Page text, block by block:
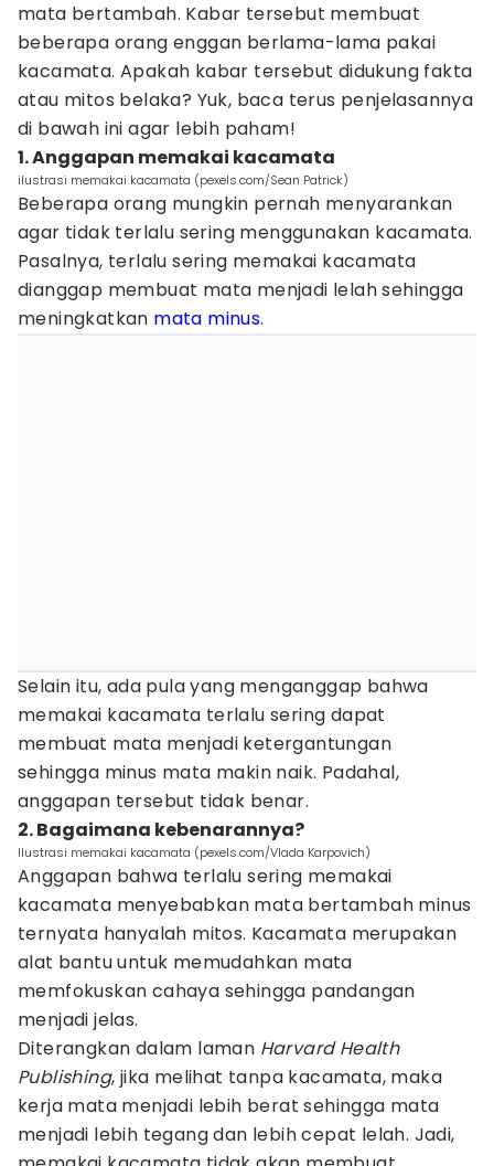
mata bertambah. Kabar tersebut membuat
beberapa orang enggan berlama-lama pakai
kacamata. Apakah kabar tersebut didukung fakta
atau mitos belaka? Yuk, baca terus penjelasannya
di bawah ini agar lebih paham!
1. Anggapan memakai kacamata
ilustrasi memakai kacamata (pexels.com/Sean Patrick)
Beberapa orang mungkin pernah menyarankan
agar tidak terlalu sering menggunakan kacamata.
Pasalnya, terlalu sering memakai kacamata
dianggap membuat mata menjadi lelah sehingga
meningkatkan mata minus.
Selain itu, ada pula yang menganggap bahwa
memakai kacamata terlalu sering dapat
membuat mata menjadi ketergantungan
sehingga minus mata makin naik. Padahal,
anggapan tersebut tidak benar.
2. Bagaimana kebenarannya?
Ilustrasi memakai kacamata (pexels.com/Vlada Karpovich)
Anggapan bahwa terlalu sering memakai
kacamata menyebabkan mata bertambah minus
ternyata hanyalah mitos. Kacamata merupakan
alat bantu untuk memudahkan mata
memfokuskan cahaya sehingga pandangan
menjadi jelas.
Diterangkan dalam laman Harvard Health
Publishing, jika melihat tanpa kacamata, maka
kerja mata menjadi lebih berat sehingga mata
menjadi lebih tegang dan lebih cepat lelah. Jadi,